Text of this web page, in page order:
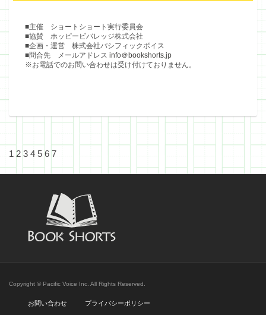
■主催 ショートショート実行委員会
■協賛 ホッピービバレッジ株式会社
■企画・運営 株式会社パシフィックボイス
■問合先 メールアドレス info＠bookshorts.jp
※お電話でのお問い合わせは受け付けておりません。
1 2 3 4 5 6 7
Copyright © Pacific Voice Inc. All Rights Reserved.
お問い合わせ プライバシーポリシー